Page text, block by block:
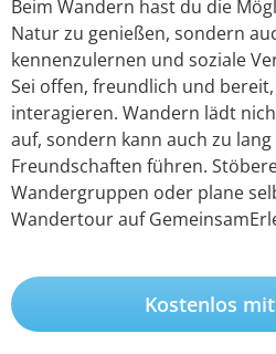
Beim Wandern hast du die
Natur zu genießen, sondern
kennenzulernen und soziale
Sei offen, freundlich und
interagieren. Wandern lädt
auf, sondern kann auch zu
Freundschaften führen.
Wandergruppen oder plane
Wandertour auf
Kostenlos